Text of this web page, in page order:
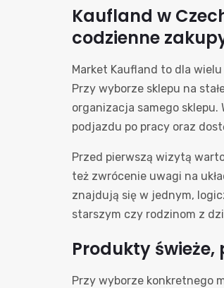
Kaufland w
codzienne
Market Kaufland to dla
Przy wyborze sklepu na
organizacja samego
podjazdu po pracy oraz
Przed pierwszą wizytą
też zwrócenie uwagi na
znajdują się w jednym,
starszym czy rodzinom z
Produkty
Przy wyborze konkretnego